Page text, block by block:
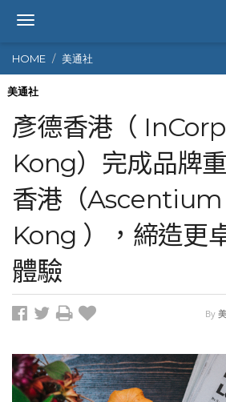
T
g
g
l
n
a
v
i
g
a
i
o
n
HOME 美通社
美通社
彥德香港（
Kong）完成品牌
香港（
Kong ），締造更
體驗
By